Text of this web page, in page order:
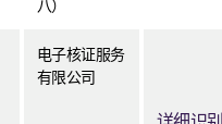
八）
电子核证服务
有限公司